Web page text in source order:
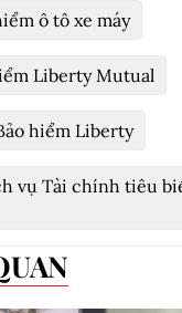
ô tô xe máy
Liberty Mutual
hiểm Liberty
vụ Tài chính tiêu